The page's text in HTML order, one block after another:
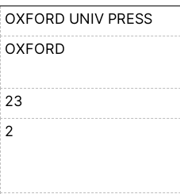
OXFORD UNIV PRESS
OXFORD
23
2